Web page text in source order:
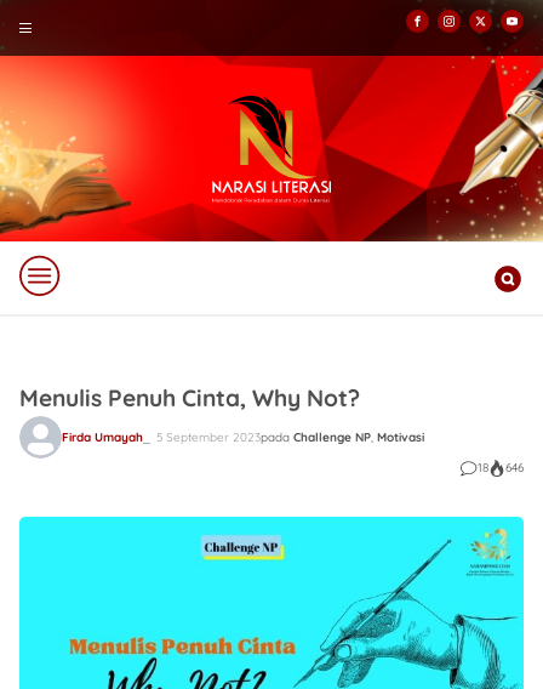
Menulis Penuh Cinta, Why Not?
Firda Umayah 5 September 2023pada Challenge NP Motivasi
18
646